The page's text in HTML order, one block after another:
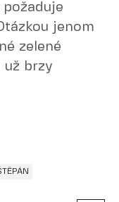
jenom
zelené
už brzy